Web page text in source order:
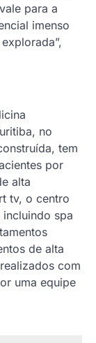
para a
imenso
no
tem
por
alta
tv, o centro
spa
de alta
com
uma equipe